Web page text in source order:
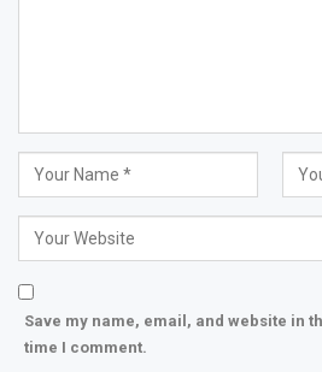
Save my name, email, and website in
time I comment.